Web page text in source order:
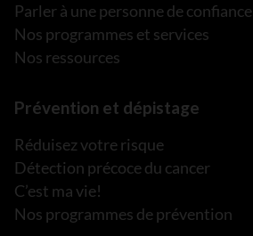
Parler à une personne de confiance
Nos programmes et services
Nos ressources
Prévention et dépistage
Réduisez votre risque
Détection précoce du cancer
C’est ma vie!
Nos programmes de prévention